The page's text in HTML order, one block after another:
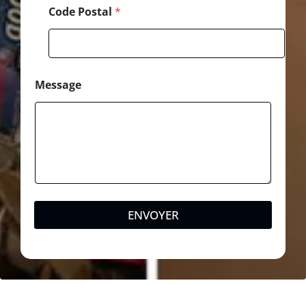
Code Postal *
Message
ENVOYER